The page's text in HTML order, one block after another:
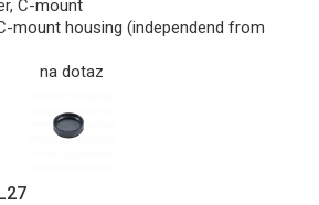
C-mount
mount housing (independend from
na dotaz